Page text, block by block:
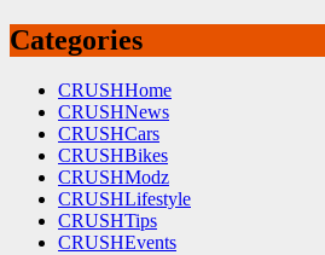
Categories
CRUSHHome
CRUSHNews
CRUSHCars
CRUSHBikes
CRUSHModz
CRUSHLifestyle
CRUSHTips
CRUSHEvents